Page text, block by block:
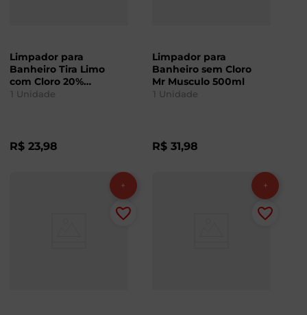
Limpador para
Banheiro Tira Limo
com Cloro 20%
Desconto Mr Musculo
1 Unidade
R$ 23,98
Limpador para
Banheiro sem Cloro
Mr Musculo 500ml
1 Unidade
R$ 31,98